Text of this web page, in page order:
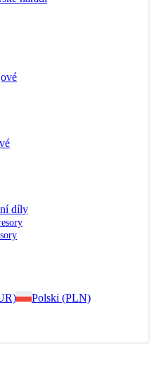
díly
Polski (PLN)